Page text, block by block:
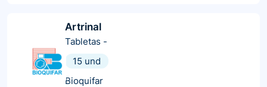
Artrinal
Tabletas -
15 und
Bioquifar